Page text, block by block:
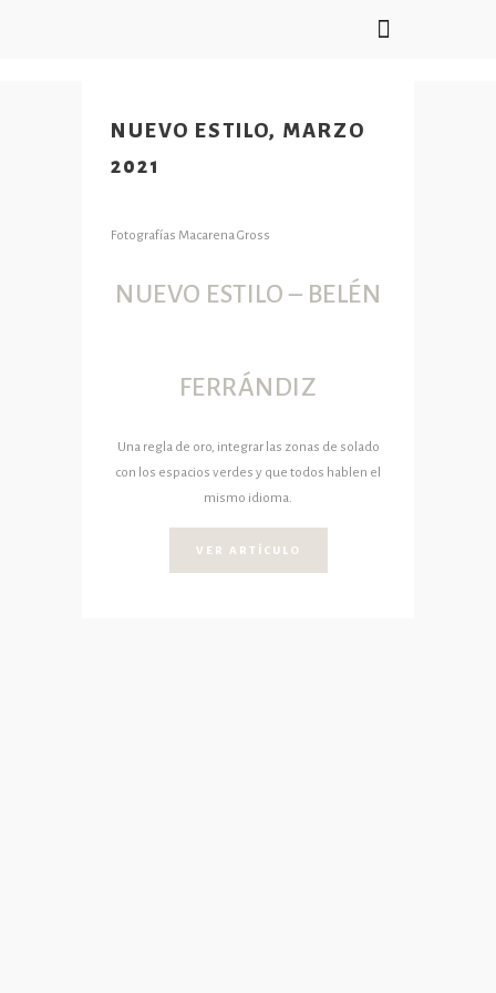
NUEVO ESTILO, MARZO
2021
Fotografías Macarena Gross
NUEVO ESTILO – BELÉN
FERRÁNDIZ
Una regla de oro, integrar las zonas de solado
con los espacios verdes y que todos hablen el
mismo idioma.
VER ARTÍCULO